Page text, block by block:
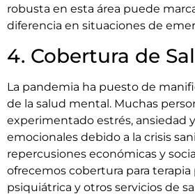
robusta en esta área puede
diferencia en situaciones de
4. Cobertura de
La pandemia ha puesto de
de la salud mental. Muchas
experimentado estrés, ansiedad
emocionales debido a la crisis
repercusiones económicas y
ofrecemos cobertura para terapia
psiquiátrica y otros servicios de